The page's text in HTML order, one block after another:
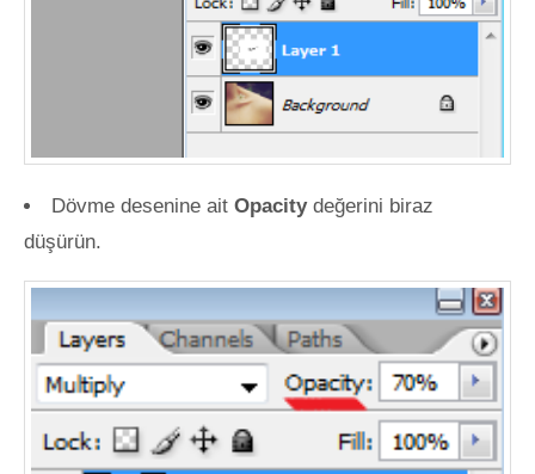
Dövme desenine ait Opacitydeğerini biraz
düşürün.